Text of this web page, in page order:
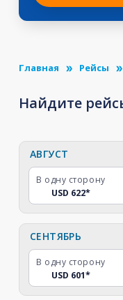
Главная Рейсы
Найдите
АВГУСТ
В одну сторону
USD 622*
СЕНТЯБРЬ
В одну сторону
USD 601*